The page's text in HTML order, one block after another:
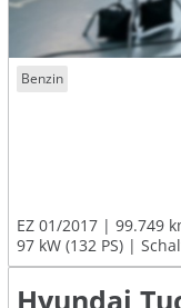
Benzin
EZ 01/2017
99.749
97 kW (132 PS)
Hyundai